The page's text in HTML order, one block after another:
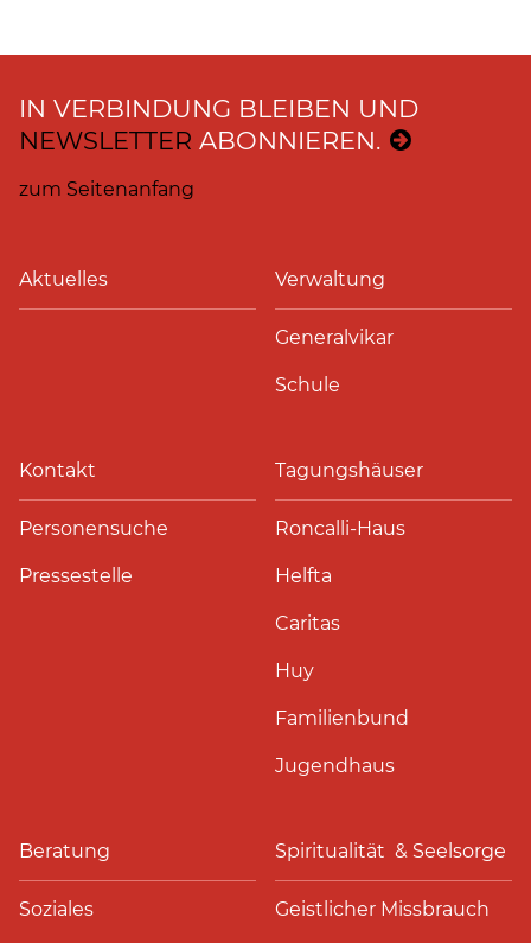
IN VERBINDUNG BLEIBEN UND
NEWSLETTER ABONNIEREN.
zum Seitenanfang
Aktuelles Verwaltung
Generalvikar
Schule
Kontakt
Personensuche
Pressestelle
Tagungshäuser
Roncalli-Haus
Helfta
Caritas
Huy
Familienbund
Jugendhaus
Beratung
Soziales
Spiritualität & Seelsorge
Geistlicher Missbrauch